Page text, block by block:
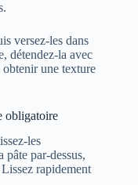
versez-les dans
détendez-la avec
obtenir une texture
obligatoire
les
par-dessus,
rapidement